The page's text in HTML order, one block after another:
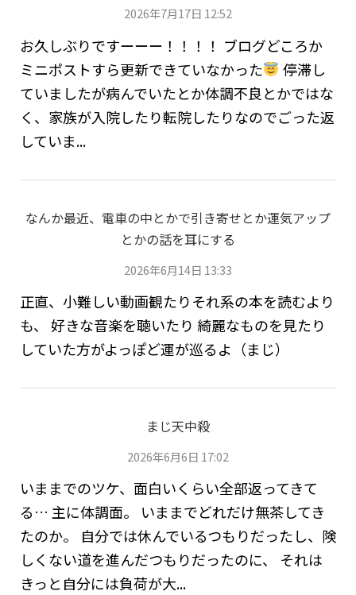
2026年7月17日 12:52
お久しぶりですーーー！！！！ ブログどころか
ミニポストすら更新できていなかった
停滞し
ていましたが病んでいたとか体調不良とかではな
く、家族が入院したり転院したりなのでごった返
していま...
なんか最近、電車の中とかで引き寄せとか運気アップ
とかの話を耳にする
2026年6月14日 13:33
正直、小難しい動画観たりそれ系の本を読むより
も、 好きな音楽を聴いたり 綺麗なものを見たり
していた方がよっぽど運が巡るよ（まじ）
まじ天中殺
2026年6月6日 17:02
いままでのツケ、面白いくらい全部返ってきて
る… 主に体調面。 いままでどれだけ無茶してき
たのか。 自分では休んでいるつもりだったし、険
しくない道を進んだつもりだったのに、 それは
きっと自分には負荷が大...